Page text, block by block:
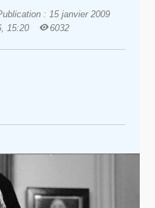
: 15 janvier 2009
15:20
6032